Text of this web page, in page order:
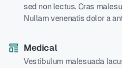
sed non lectus. Cras
Nullam venenatis dolor a
Medical
Vestibulum malesuada